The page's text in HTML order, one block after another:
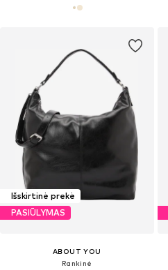
Išskirtinė prekė
PASIŪLYMAS
ABOUT YOU
Rankinė